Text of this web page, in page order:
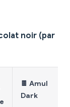
noir (par
🍫 Amul
Dark